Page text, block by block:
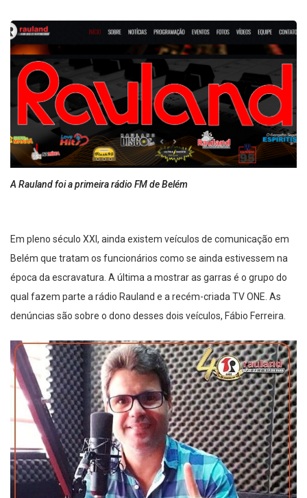
A Rauland foi a primeira rádio FM de Belém
Em pleno século XXI, ainda existem veículos de comunicação em
Belém que tratam os funcionários como se ainda estivessem na
época da escravatura. A última a mostrar as garras é o grupo do
qual fazem parte a rádio Rauland e a recém-criada TV ONE. As
denúncias são sobre o dono desses dois veículos, Fábio Ferreira.